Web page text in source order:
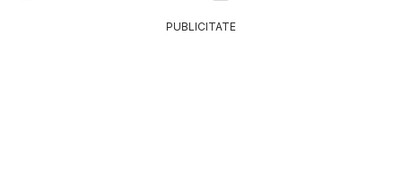
PUBLICITATE